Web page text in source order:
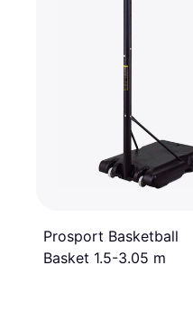
Prosport Basketball
Basket 1.5-3.05 m